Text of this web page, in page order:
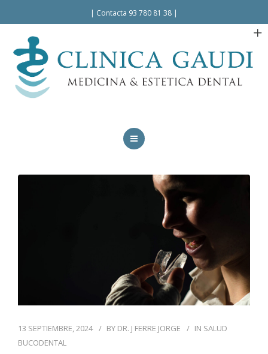
| Contacta 93 780 81 38 |
13 SEPTIEMBRE, 2024 BY DR. J FERRE JORGE IN SALUD
BUCODENTAL